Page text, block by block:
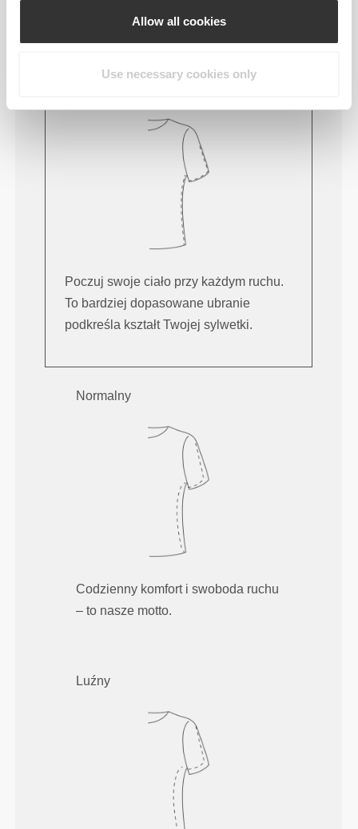
Allow all cookies
Use necessary cookies only
Poczuj swoje ciało przy każdym ruchu.
To bardziej dopasowane ubranie
podkreśla kształt Twojej sylwetki.
Normalny
Codzienny komfort i swoboda ruchu
– to nasze motto.
Luźny